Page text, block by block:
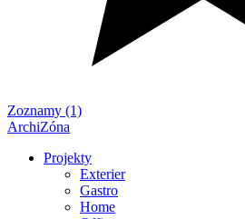
Zoznamy (1)
ArchiZóna
Projekty
Exterier
Gastro
Home